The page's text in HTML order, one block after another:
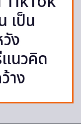
เป็น
ง
นวคิด
าง